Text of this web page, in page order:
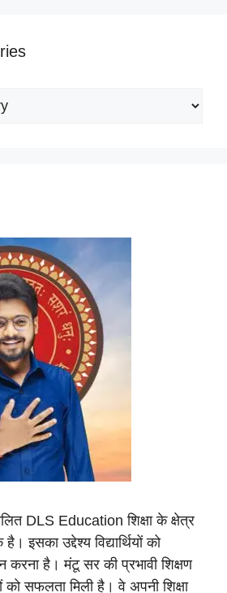
DLS Education शिक्षा के क्षेत्र
इसका उद्देश्य विद्यार्थियों को
करना है। मंटू सर की प्रभावी शिक्षण
को सफलता मिली है। वे अपनी शिक्षा